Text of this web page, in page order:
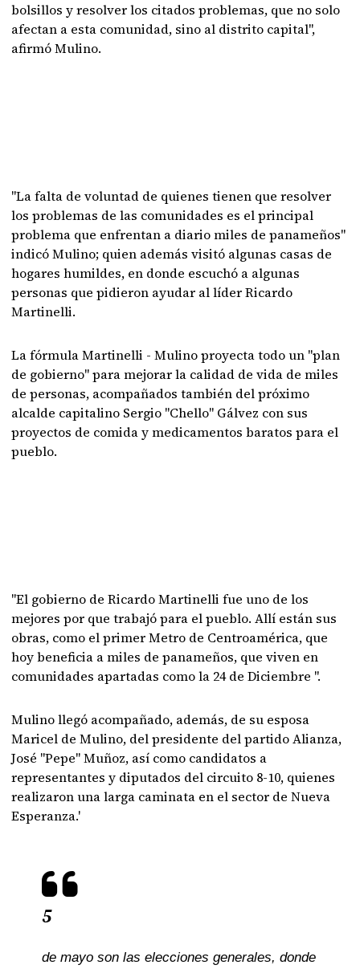
bolsillos y resolver los citados problemas, que no solo
afectan a esta comunidad, sino al distrito capital",
afirmó Mulino.
"La falta de voluntad de quienes tienen que resolver
los problemas de las comunidades es el principal
problema que enfrentan a diario miles de panameños"
indicó Mulino; quien además visitó algunas casas de
hogares humildes, en donde escuchó a algunas
personas que pidieron ayudar al líder Ricardo
Martinelli.
La fórmula Martinelli - Mulino proyecta todo un "plan
de gobierno" para mejorar la calidad de vida de miles
de personas, acompañados también del próximo
alcalde capitalino Sergio "Chello" Gálvez con sus
proyectos de comida y medicamentos baratos para el
pueblo.
"El gobierno de Ricardo Martinelli fue uno de los
mejores por que trabajó para el pueblo. Allí están sus
obras, como el primer Metro de Centroamérica, que
hoy beneficia a miles de panameños, que viven en
comunidades apartadas como la 24 de Diciembre ".
Mulino llegó acompañado, además, de su esposa
Maricel de Mulino, del presidente del partido Alianza,
José "Pepe" Muñoz, así como candidatos a
representantes y diputados del circuito 8-10, quienes
realizaron una larga caminata en el sector de Nueva
Esperanza.'
5
de mayo son las elecciones generales, donde